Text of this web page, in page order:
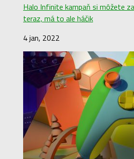
Halo Infinite kampaň si môžete
teraz, má to ale háčik
4 jan, 2022